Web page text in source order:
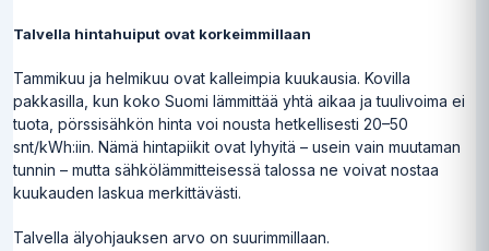
Talvella hintahuiput ovat korkeimmillaan
Tammikuu ja helmikuu ovat kalleimpia kuukausia. Kovilla
pakkasilla, kun koko Suomi lämmittää yhtä aikaa ja tuulivoima ei
tuota, pörssisähkön hinta voi nousta hetkellisesti 20–50
snt/kWh:iin. Nämä hintapiikit ovat lyhyitä – usein vain muutaman
tunnin – mutta sähkölämmitteisessä talossa ne voivat nostaa
kuukauden laskua merkittävästi.
Talvella älyohjauksen arvo on suurimmillaan.